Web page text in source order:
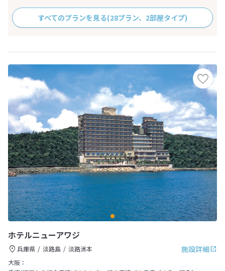
すべてのプランを見る(28プラン、2部屋タイプ)
ホテルニューアワジ
施設詳細
兵庫県 淡路島
淡路洲本
大阪：